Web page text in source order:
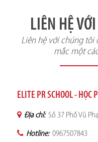
LIÊN HỆ
Liên hệ với chúng tôi
mắc một
ELITE PR SCHOOL - HỌC
Địa chỉ: Số 37 Phố Vũ
Hotline: 0967507843